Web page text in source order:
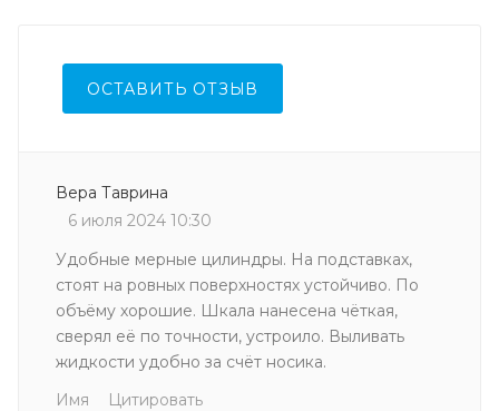
ОСТАВИТЬ ОТЗЫВ
Вера Таврина
6 июля 2024 10:30
Удобные мерные цилиндры. На подставках,
стоят на ровных поверхностях устойчиво. По
объёму хорошие. Шкала нанесена чёткая,
сверял её по точности, устроило. Выливать
жидкости удобно за счёт носика.
Имя
Цитировать